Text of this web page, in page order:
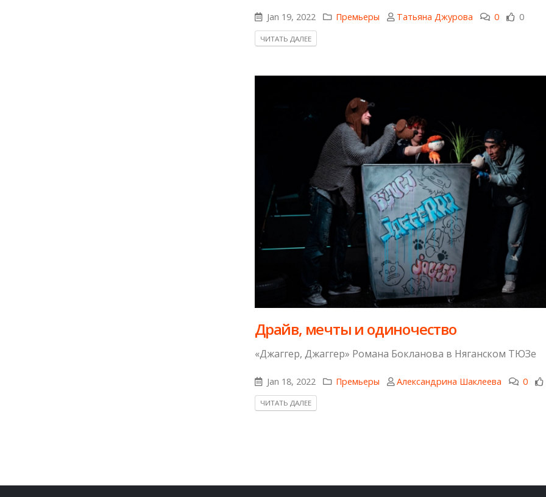
Jan 19, 2022 Премьеры Татьяна Джурова 0 0
ЧИТАТЬ ДАЛЕЕ
Драйв, мечты и одиночество
«Джаггер, Джаггер» Романа Бокланова в Няганском ТЮЗе
Jan 18, 2022 Премьеры Александрина Шаклеева 0
ЧИТАТЬ ДАЛЕЕ